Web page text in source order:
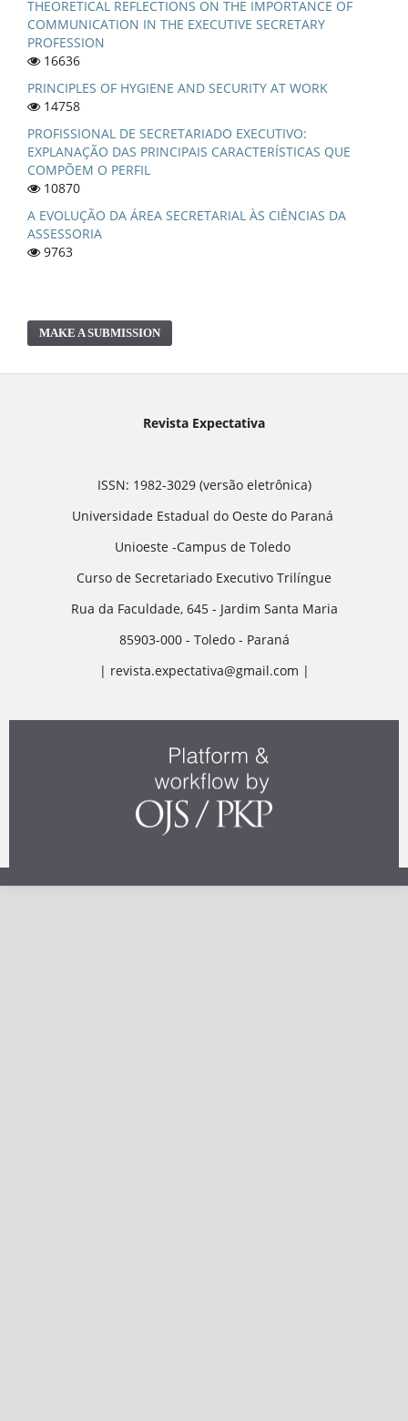
THEORETICAL REFLECTIONS ON THE IMPORTANCE OF
COMMUNICATION IN THE EXECUTIVE SECRETARY
PROFESSION
16636
PRINCIPLES OF HYGIENE AND SECURITY AT WORK
14758
PROFISSIONAL DE SECRETARIADO EXECUTIVO:
EXPLANAÇÃO DAS PRINCIPAIS CARACTERÍSTICAS QUE
COMPÕEM O PERFIL
10870
A EVOLUÇÃO DA ÁREA SECRETARIAL ÀS CIÊNCIAS DA
ASSESSORIA
9763
MAKE A SUBMISSION
Revista Expectativa
ISSN: 1982-3029 (versão eletrônica)
Universidade Estadual do Oeste do Paraná
Unioeste -Campus de Toledo
Curso de Secretariado Executivo Trilíngue
Rua da Faculdade, 645 - Jardim Santa Maria
85903-000 - Toledo - Paraná
| revista.expectativa@gmail.com |